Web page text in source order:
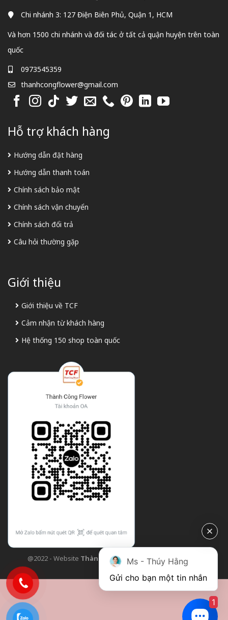
Chi nhánh 3: 127 Điện Biên Phủ, Quận 1, HCM
Và hơn 1500 chi nhánh và đối tác ở tất cả quận huyện trên toàn
quốc
0973545359
thanhcongflower@gmail.com
Hỗ trợ khách hàng
Hướng dẫn đặt hàng
Hướng dẫn thanh toán
Chính sách bảo mật
Chính sách vận chuyển
Chính sách đổi trả
Câu hỏi thường gặp
Giới thiệu
Giới thiệu về TCF
Cảm nhận từ khách hàng
Hệ thống 150 shop toàn quốc
@2022 - Website Thành Công Flower| Design bởi
Ms - Thúy Hằng
Gửi cho bạn một tin nhắn
1